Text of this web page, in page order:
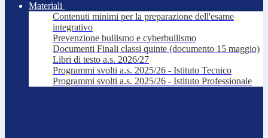
Materiali
Contenuti minimi per la preparazione dell'esame
integrativo
Prevenzione bullismo e cyberbullismo
Documenti Finali classi quinte (documento 15 maggio)
Libri di testo a.s. 2026/27
Programmi svolti a.s. 2025/26 - Istituto Tecnico
Programmi svolti a.s. 2025/26 - Istituto Professionale